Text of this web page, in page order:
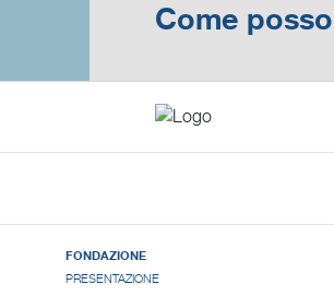
Come
FONDAZIONE
PRESENTAZIONE